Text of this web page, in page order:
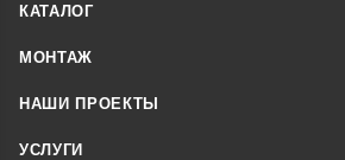
КАТАЛОГ
МОНТАЖ
НАШИ ПРОЕКТЫ
УСЛУГИ